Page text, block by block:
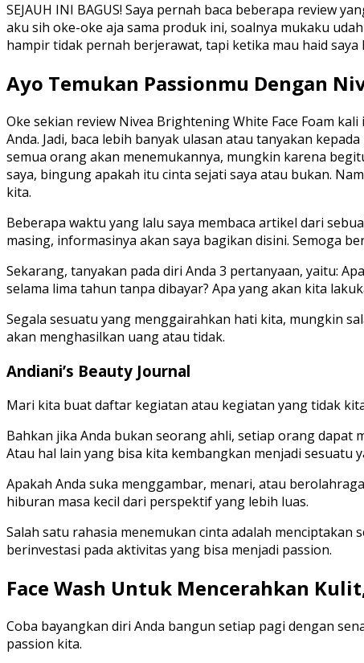
SEJAUH INI BAGUS! Saya pernah baca beberapa review
aku sih oke-oke aja sama produk ini, soalnya mukaku
hampir tidak pernah berjerawat, tapi ketika mau haid saya
Ayo Temukan Passionmu Dengan
Oke sekian review Nivea Brightening White Face Foam
Anda. Jadi, baca lebih banyak ulasan atau tanyakan
semua orang akan menemukannya, mungkin karena
saya, bingung apakah itu cinta sejati saya atau bukan.
kita.
Beberapa waktu yang lalu saya membaca artikel dari
masing, informasinya akan saya bagikan disini. Semoga
Sekarang, tanyakan pada diri Anda 3 pertanyaan, yaitu:
selama lima tahun tanpa dibayar? Apa yang akan kita
Segala sesuatu yang menggairahkan hati kita, mungkin
akan menghasilkan uang atau tidak.
Andiani’s Beauty Journal
Mari kita buat daftar kegiatan atau kegiatan yang tidak
Bahkan jika Anda bukan seorang ahli, setiap orang dapat
Atau hal lain yang bisa kita kembangkan menjadi sesuatu
Apakah Anda suka menggambar, menari, atau
hiburan masa kecil dari perspektif yang lebih luas.
Salah satu rahasia menemukan cinta adalah
berinvestasi pada aktivitas yang bisa menjadi passion.
Face Wash Untuk Mencerahkan
Coba bayangkan diri Anda bangun setiap pagi dengan
passion kita.